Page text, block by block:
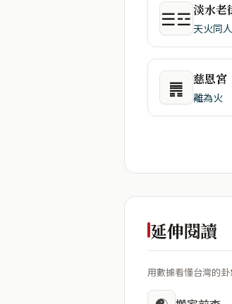
☰☲淡水老
天火同人
䷠ 慈恩宮
離為火
延伸閱讀
用數據看懂台灣的